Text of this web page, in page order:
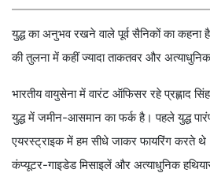
युद्ध का अनुभव रखने वाले पूर्व सैनिकों का कहना
की तुलना में कहीं ज्यादा ताकतवर और
भारतीय वायुसेना में वारंट ऑफिसर रहे प्रह्लाद
युद्ध में जमीन-आसमान का फर्क है। पहले युद्ध
एयरस्ट्राइक में हम सीधे जाकर फायरिंग करते
कंप्यूटर-गाइडेड मिसाइलें और अत्याधुनिक